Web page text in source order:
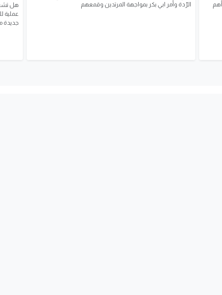
الرّدة وأمر ابي بكر بمواجهة المرتدين وقمعهم
هل
عملية
جديدة